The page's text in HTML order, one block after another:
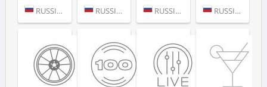
RUSSIA (MOSCOW) RUSSIA (MOSCOW) RUSSIA (SAINT PETERSBURG) RUSSIA (MOSCOW)